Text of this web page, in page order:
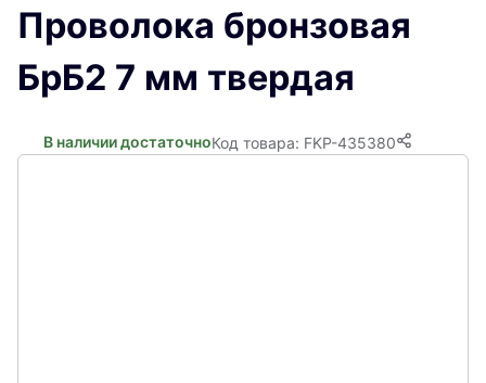
Проволока бронзовая
БрБ2 7 мм твердая
В наличии достаточноКод товара: FKP-435380